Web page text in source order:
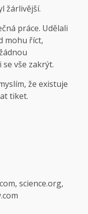
žárlivější.
práce. Udělali
mohu říct,
vše zakrýt.
že existuje
tiket.
science.org,